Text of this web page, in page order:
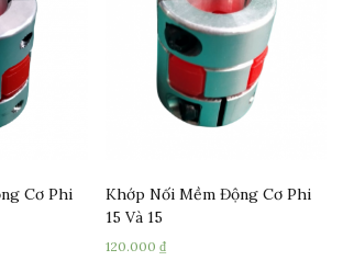
Cơ Phi
Khớp Nối Mềm Động Cơ Phi
15 Và 15
120.000₫